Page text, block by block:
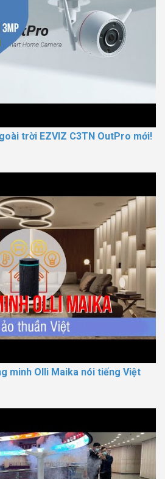
trời EZVIZ C3TN OutPro mới!
minh Olli Maika nói tiếng Việt